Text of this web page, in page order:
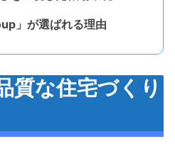
」が選ばれる理由
な住宅づくり